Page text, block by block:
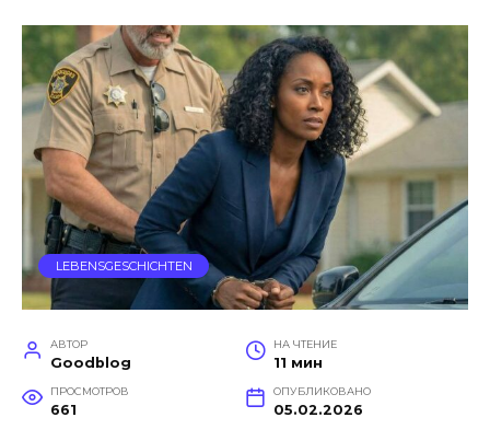
LEBENSGESCHICHTEN
АВТОР
Goodblog
НА ЧТЕНИЕ
11 мин
ПРОСМОТРОВ
661
ОПУБЛИКОВАНО
05.02.2026